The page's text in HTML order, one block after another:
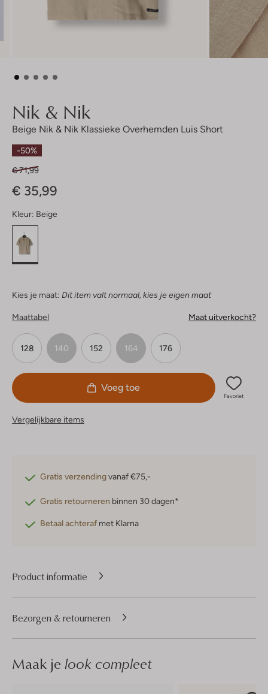
Nik & Nik
Beige Nik & Nik Klassieke Overhemden Luis Short
-50%
€ 71,99
€ 35,99
Kleur: Beige
Kies je maat: Dit item valt normaal, kies je eigen maat
Maattabel Maat uitverkocht?
128 140 152 164 176
Voeg toe
Favoriet
Vergelijkbare items
Gratis verzendingvanaf €75,-
Gratis retourneren binnen 30 dagen*
Betaal achteraf met Klarna
Product informatie
Bezorgen & retourneren
Maak je look compleet